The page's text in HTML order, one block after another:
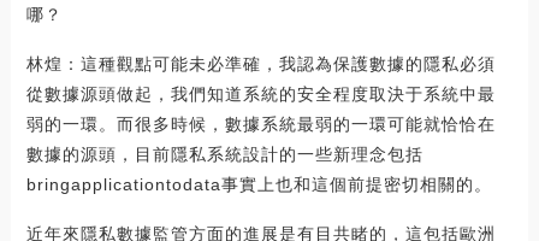
哪？
林煌：這種觀點可能未必準確，我認為保護數據的隱私必須
從數據源頭做起，我們知道系統的安全程度取決于系統中最
弱的一環。而很多時候，數據系統最弱的一環可能就恰恰在
數據的源頭，目前隱私系統設計的一些新理念包括
bringapplicationtodata事實上也和這個前提密切相關的。
近年來隱私數據監管方面的進展是有目共睹的，這包括歐洲